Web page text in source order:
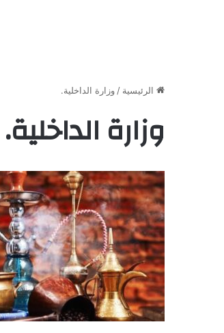
الرئيسية / وزارة الداخلية.
وزارة الداخلية.